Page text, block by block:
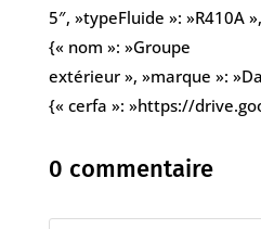
5″, »typeFluide »: »R410A
{« nom »: »Groupe
extérieur », »marque »:
{« cerfa »: »https://
0 commentaire